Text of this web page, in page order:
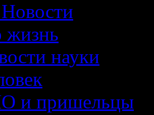
жизнь
науки
и пришельцы